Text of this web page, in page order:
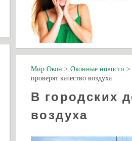
Мир Окон > Оконные новости >
проверят качество воздуха
В городских
воздуха